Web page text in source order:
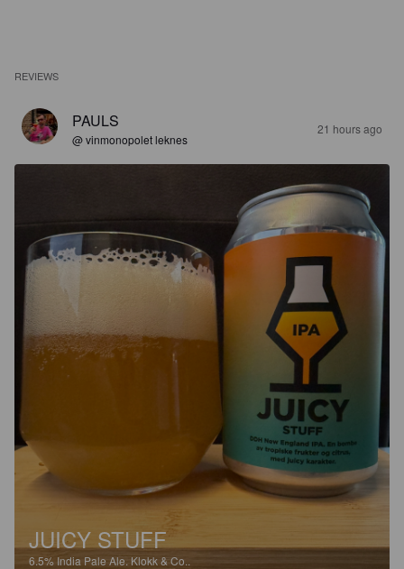
REVIEWS
PAULS
@ vinmonopolet leknes
21 hours ago
JUICY STUFF
6.5% India Pale Ale.Klokk & Co..